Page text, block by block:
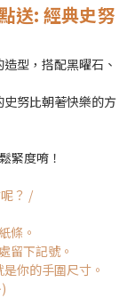
送: 經典史努
型，搭配黑曜石、
努比朝著快樂的方
緊度唷！
？ /
條。
留下記號。
你的手圍尺寸。